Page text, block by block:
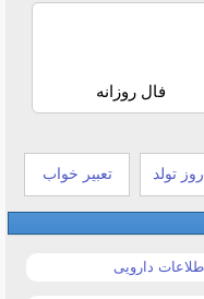
فال روزانه
تولد تعبیر خواب
دارویی